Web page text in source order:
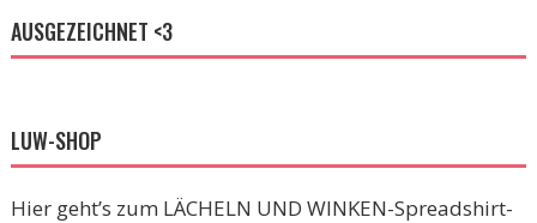
AUSGEZEICHNET <3
LUW-SHOP
Hier geht’s zum LÄCHELN UND WINKEN-Spreadshirt-